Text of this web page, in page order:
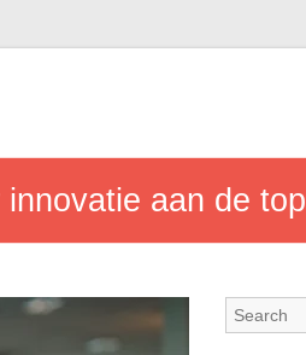
aan de top